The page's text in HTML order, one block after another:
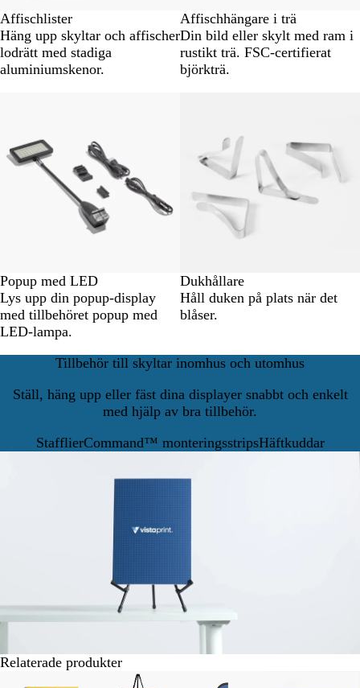
Affischlister
Häng upp skyltar och affischer
lodrätt med stadiga
aluminiumskenor.
Affischhängare i trä
Din bild eller skylt med ram i
rustikt trä. FSC-certifierat
björkträ.
Popup med LED
Lys upp din popup-display
med tillbehöret popup med
LED-lampa.
Dukhållare
Håll duken på plats när det
blåser.
Tillbehör till skyltar inomhus och utomhus
Ställ, häng upp eller fäst dina displayer snabbt och enkelt
med hjälp av bra tillbehör.
StafflierCommand™ monteringsstripsHäftkuddar
Relaterade produkter
Nya alternativ